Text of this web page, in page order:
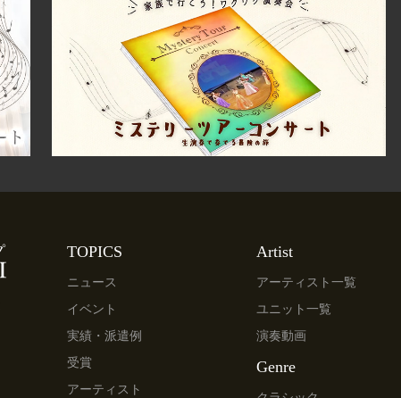
TOPICS
ニュース
イベント
実績・派遣例
受賞
アーティスト
Artist
アーティスト一覧
ユニット一覧
演奏動画
Genre